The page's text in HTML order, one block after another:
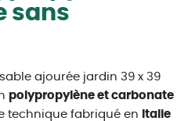
sans
ajourée jardin 39 x 39
polypropylène et carbonate
technique fabriqué en Italie